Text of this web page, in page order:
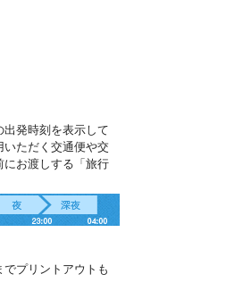
出発時刻を表示して
ただく交通便や交
にお渡しする「旅行
プリントアウトも